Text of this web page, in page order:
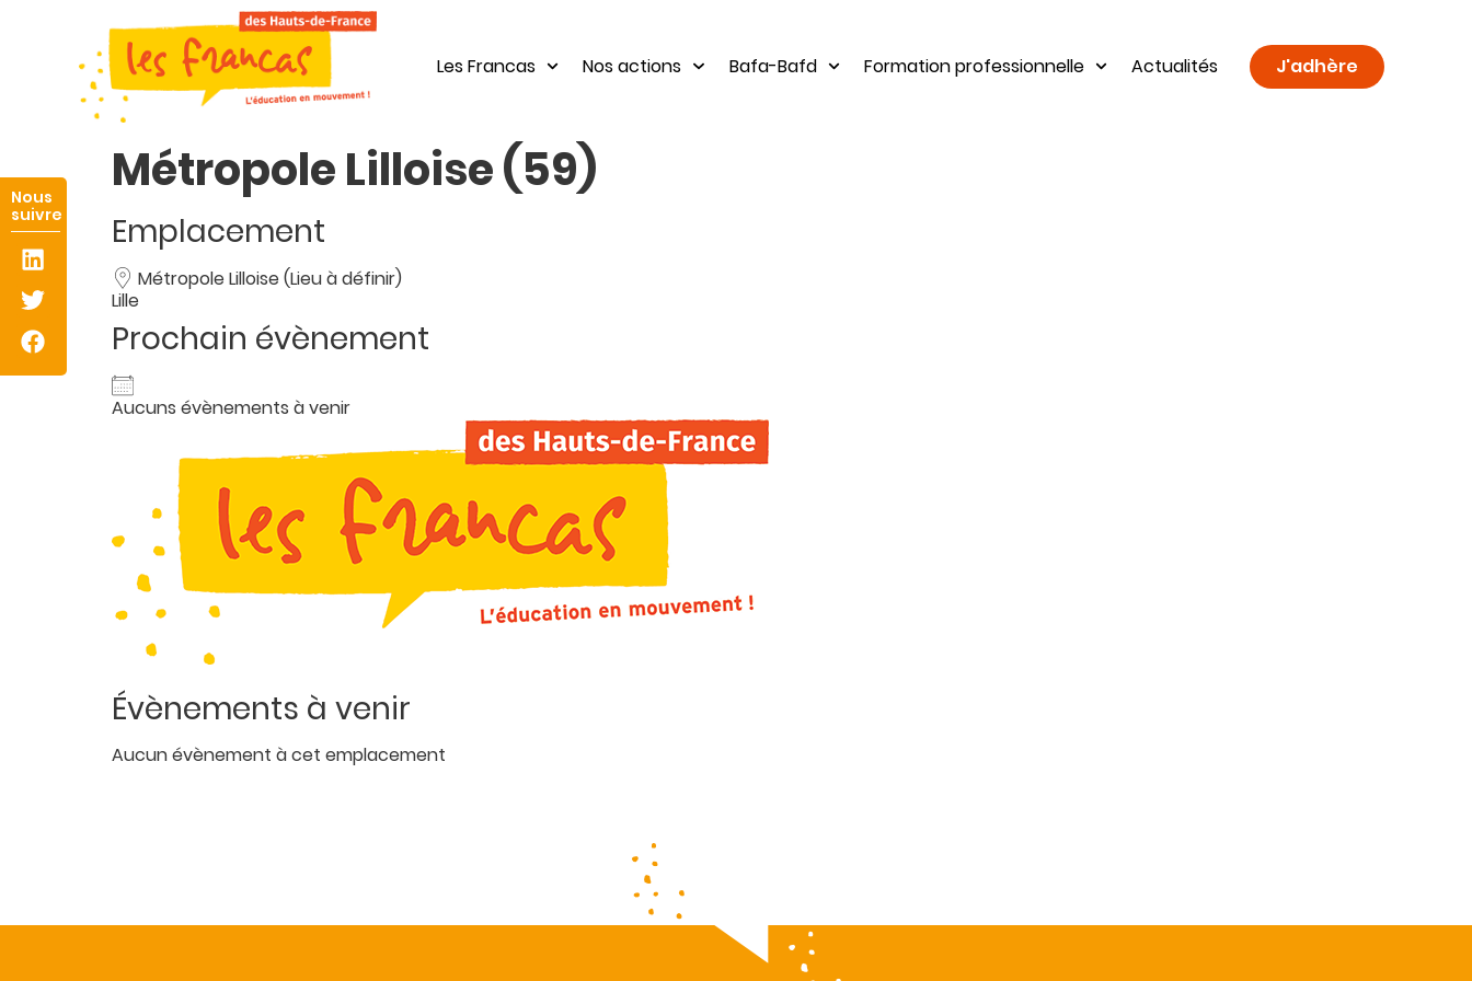
Les Francas Nos actions Bafa-Bafd Formation professionnelle Actualités J'adhère
Métropole Lilloise (59)
Emplacement
Métropole Lilloise (Lieu à définir)
Lille
Prochain évènement
Aucuns évènements à venir
Évènements à venir
Aucun évènement à cet emplacement
Panneau de gestion des cookies